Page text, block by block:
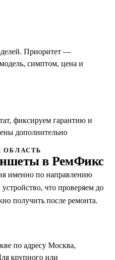
Приоритет —
симптом, цена и
фиксируем гарантию и
дополнительно
в РемФикс
именно по направлению
что проверяем до
получить после ремонта.
по адресу Москва,
крупного или